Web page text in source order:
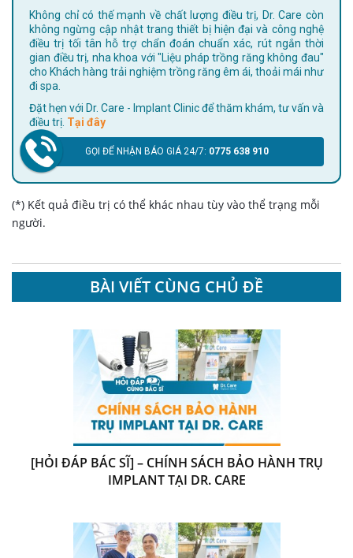
Không chỉ có thế mạnh về chất lượng điều trị, Dr. Care còn
không ngừng cập nhật trang thiết bị hiện đại và công nghệ
điều trị tối tân hỗ trợ chẩn đoán chuẩn xác, rút ngắn thời
gian điều trị, nha khoa với "Liệu pháp trồng răng không đau"
cho Khách hàng trải nghiệm trồng răng êm ái, thoải mái như
đi spa.
Đặt hẹn với Dr. Care - Implant Clinic để thăm khám, tư vấn và
điều trị. Tại đây
GỌI ĐỂ NHẬN BÁO GIÁ 24/7: 0775 638 910
(*) Kết quả điều trị có thể khác nhau tùy vào thể trạng mỗi
người.
BÀI VIẾT CÙNG CHỦ ĐỀ
[HỎI ĐÁP BÁC SĨ] – CHÍNH SÁCH BẢO HÀNH TRỤ
IMPLANT TẠI DR. CARE